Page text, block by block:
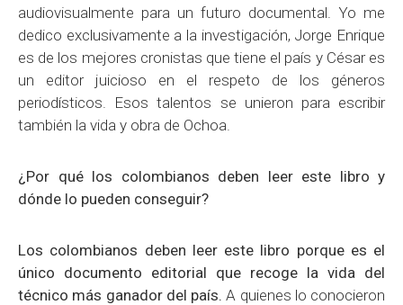
audiovisualmente para un futuro documental. Yo me
dedico exclusivamente a la investigación, Jorge Enrique
es de los mejores cronistas que tiene el país y César es
un editor juicioso en el respeto de los géneros
periodísticos. Esos talentos se unieron para escribir
también la vida y obra de Ochoa.
¿Por qué los colombianos deben leer este libro y
dónde lo pueden conseguir?
Los colombianos deben leer este libro porque es el
único documento editorial que recoge la vida del
técnico más ganador del país. A quienes lo conocieron